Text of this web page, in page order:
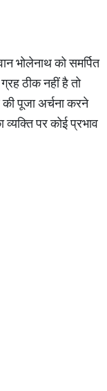
भोलेनाथ को समर्पित
ठीक नहीं है तो
पूजा अर्चना करने
पर कोई प्रभाव